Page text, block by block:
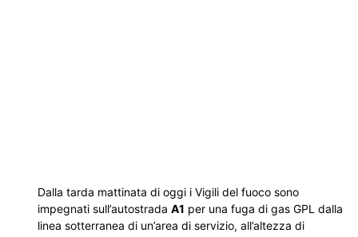
Dalla tarda mattinata di oggi i Vigili del fuoco sono
impegnati sull’autostrada A1 per una fuga di gas GPL dalla
linea sotterranea di un’area di servizio, all’altezza di